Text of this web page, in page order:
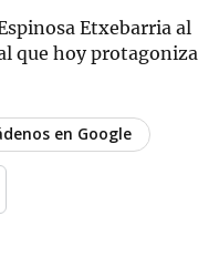
Etxebarria al
que hoy protagoniza
en Google